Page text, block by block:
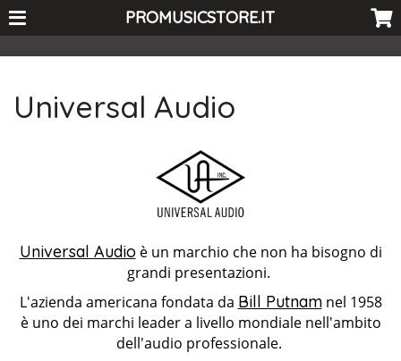
<-- Curio's GSC -->PROMUSICSTORE.IT
Universal Audio
Universal Audio è un marchio che non ha bisogno di
grandi presentazioni.
L'azienda americana fondata da Bill Putnamnel 1958
è uno dei marchi leader a livello mondiale nell'ambito
dell'audio professionale.